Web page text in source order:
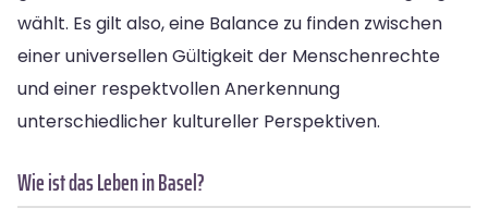
wählt. Es gilt also, eine Balance zu finden zwischen
einer universellen Gültigkeit der Menschenrechte
und einer respektvollen Anerkennung
unterschiedlicher kultureller Perspektiven.
Wie ist das Leben in Basel?